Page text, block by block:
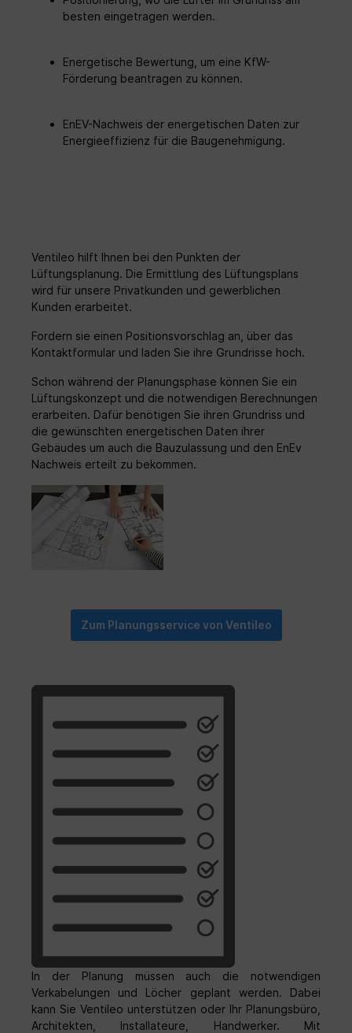
besten eingetragen werden.
Energetische Bewertung, um eine KfW-
Förderung beantragen zu können.
EnEV-Nachweis der energetischen Daten zur
Energieeffizienz für die Baugenehmigung.
Ventileo hilft Ihnen bei den Punkten der
Lüftungsplanung. Die Ermittlung des Lüftungsplans
wird für unsere Privatkunden und gewerblichen
Kunden erarbeitet.
Fordern sie einen Positionsvorschlag an, über das
Kontaktformular und laden Sie ihre Grundrisse hoch.
Schon während der Planungsphase können Sie ein
Lüftungskonzept und die notwendigen Berechnungen
erarbeiten. Dafür benötigen Sie ihren Grundriss und
die gewünschten energetischen Daten ihrer
Gebäudes um auch die Bauzulassung und den EnEv
Nachweis erteilt zu bekommen.
Zum Planungsservice von Ventileo
In der Planung müssen auch die notwendigen
Verkabelungen und Löcher geplant werden. Dabei
kann Sie Ventileo unterstützen oder Ihr Planungsbüro,
Architekten, Installateure, Handwerker. Mit